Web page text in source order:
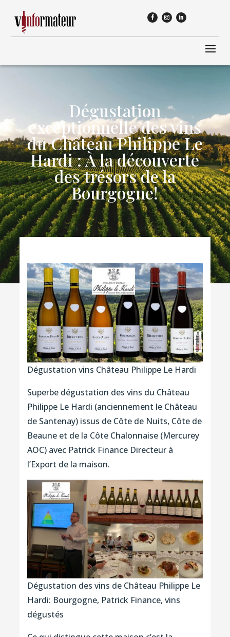
Dégustation
exceptionnelle des vins
du Château Philippe Le
Hardi : À la découverte
des trésors de la
Bourgogne!
Dégustation vins Château Philippe Le Hardi
Superbe dégustation des vins du Château
Philippe Le Hardi (anciennement le Château
de Santenay) issus de Côte de Nuits, Côte de
Beaune et de la Côte Chalonnaise (Mercurey
AOC) avec Patrick Finance Directeur à
l’Export de la maison.
Dégustation des vins de Château Philippe Le
Hardi: Bourgogne, Patrick Finance, vins
dégustés